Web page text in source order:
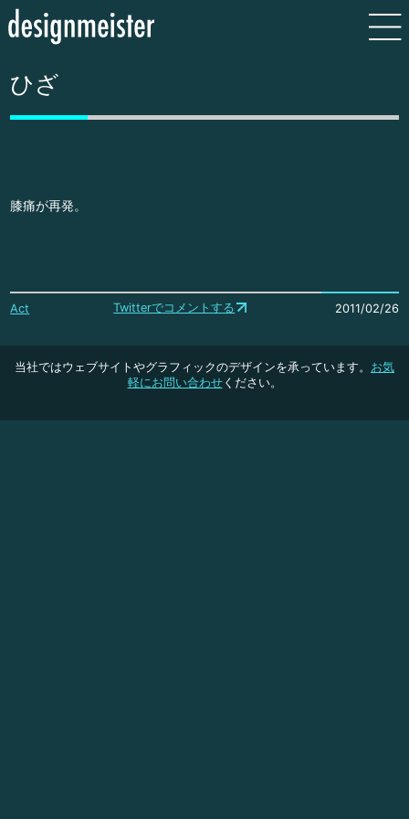
ひざ
膝痛が再発。
Act Twitterでコメントする 2011/02/26
当社ではウェブサイトやグラフィックのデザインを承っています。 お気
軽にお問い合わせください。